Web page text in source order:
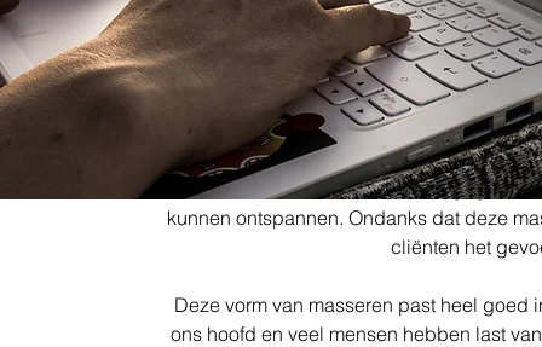
In mijn praktijk geef ik voornamelijk veel
coaching (dan vertel ik wat ik voel en
spanning daar en niet ergens anders…
fijne Chinese hoofdmassage. Deze
in een comfortabele stoel wordt
kunnen ontspannen. Ondanks dat deze
cliënten het
Deze vorm van masseren past heel
ons hoofd en veel mensen hebben last